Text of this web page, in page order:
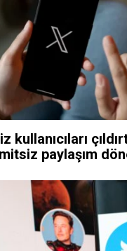
kullanıcıları
paylaşım